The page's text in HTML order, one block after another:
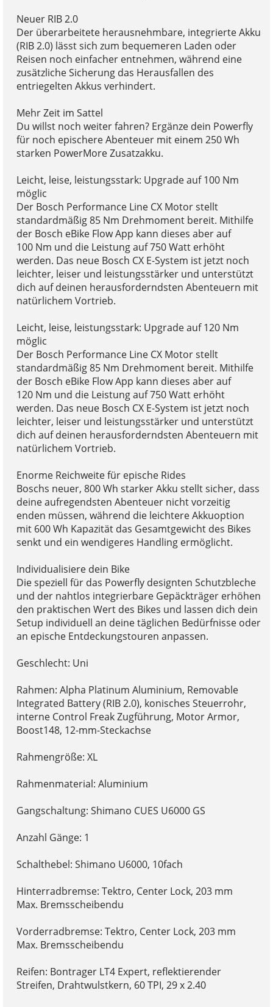
Neuer RIB 2.0
Der überarbeitete herausnehmbare, integrierte Akku
(RIB 2.0) lässt sich zum bequemeren Laden oder
Reisen noch einfacher entnehmen, während eine
zusätzliche Sicherung das Herausfallen des
entriegelten Akkus verhindert.
Mehr Zeit im Sattel
Du willst noch weiter fahren? Ergänze dein Powerfly
für noch epischere Abenteuer mit einem 250 Wh
starken PowerMore Zusatzakku.
Leicht, leise, leistungsstark: Upgrade auf 100 Nm
möglic
Der Bosch Performance Line CX Motor stellt
standardmäßig 85 Nm Drehmoment bereit. Mithilfe
der Bosch eBike Flow App kann dieses aber auf
100 Nm und die Leistung auf 750 Watt erhöht
werden. Das neue Bosch CX E-System ist jetzt noch
leichter, leiser und leistungsstärker und unterstützt
dich auf deinen herausforderndsten Abenteuern mit
natürlichem Vortrieb.
Leicht, leise, leistungsstark: Upgrade auf 120 Nm
möglic
Der Bosch Performance Line CX Motor stellt
standardmäßig 85 Nm Drehmoment bereit. Mithilfe
der Bosch eBike Flow App kann dieses aber auf
120 Nm und die Leistung auf 750 Watt erhöht
werden. Das neue Bosch CX E-System ist jetzt noch
leichter, leiser und leistungsstärker und unterstützt
dich auf deinen herausforderndsten Abenteuern mit
natürlichem Vortrieb.
Enorme Reichweite für epische Rides
Boschs neuer, 800 Wh starker Akku stellt sicher, dass
deine aufregendsten Abenteuer nicht vorzeitig
enden müssen, während die leichtere Akkuoption
mit 600 Wh Kapazität das Gesamtgewicht des Bikes
senkt und ein wendigeres Handling ermöglicht.
Individualisiere dein Bike
Die speziell für das Powerfly designten Schutzbleche
und der nahtlos integrierbare Gepäckträger erhöhen
den praktischen Wert des Bikes und lassen dich dein
Setup individuell an deine täglichen Bedürfnisse oder
an epische Entdeckungstouren anpassen.
Geschlecht: Uni
Rahmen: Alpha Platinum Aluminium, Removable
Integrated Battery (RIB 2.0), konisches Steuerrohr,
interne Control Freak Zugführung, Motor Armor,
Boost148, 12-mm-Steckachse
Rahmengröße: XL
Rahmenmaterial: Aluminium
Gangschaltung: Shimano CUES U6000 GS
Anzahl Gänge: 1
Schalthebel: Shimano U6000, 10fach
Hinterradbremse: Tektro, Center Lock, 203 mm
Max. Bremsscheibendu
Vorderradbremse: Tektro, Center Lock, 203 mm
Max. Bremsscheibendu
Reifen: Bontrager LT4 Expert, reflektierender
Streifen, Drahtwulstkern, 60 TPI, 29 x 2.40